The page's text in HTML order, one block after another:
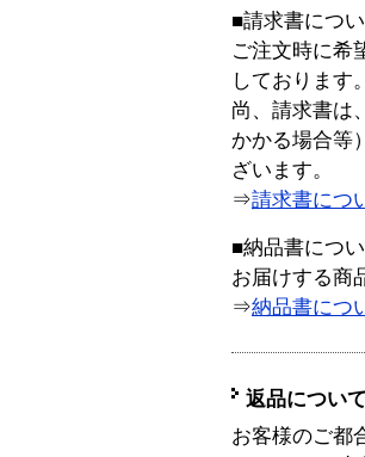
■請求書につ
ご注文時に希
しております。
尚、請求書は
かかる場合等
ざいます。
⇒請求書につ
■納品書につ
お届けする商
⇒納品書につ
返品について
お客様のご都